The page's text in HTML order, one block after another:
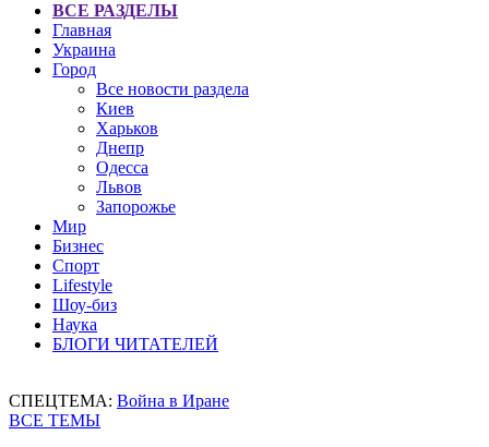
ВСЕ РАЗДЕЛЫ
Главная
Украина
Город
Все новости раздела
Киев
Харьков
Днепр
Одесса
Львов
Запорожье
Мир
Бизнес
Спорт
Lifestyle
Шоу-биз
Наука
БЛОГИ ЧИТАТЕЛЕЙ
СПЕЦТЕМА: Война в Иране
ВСЕ ТЕМЫ